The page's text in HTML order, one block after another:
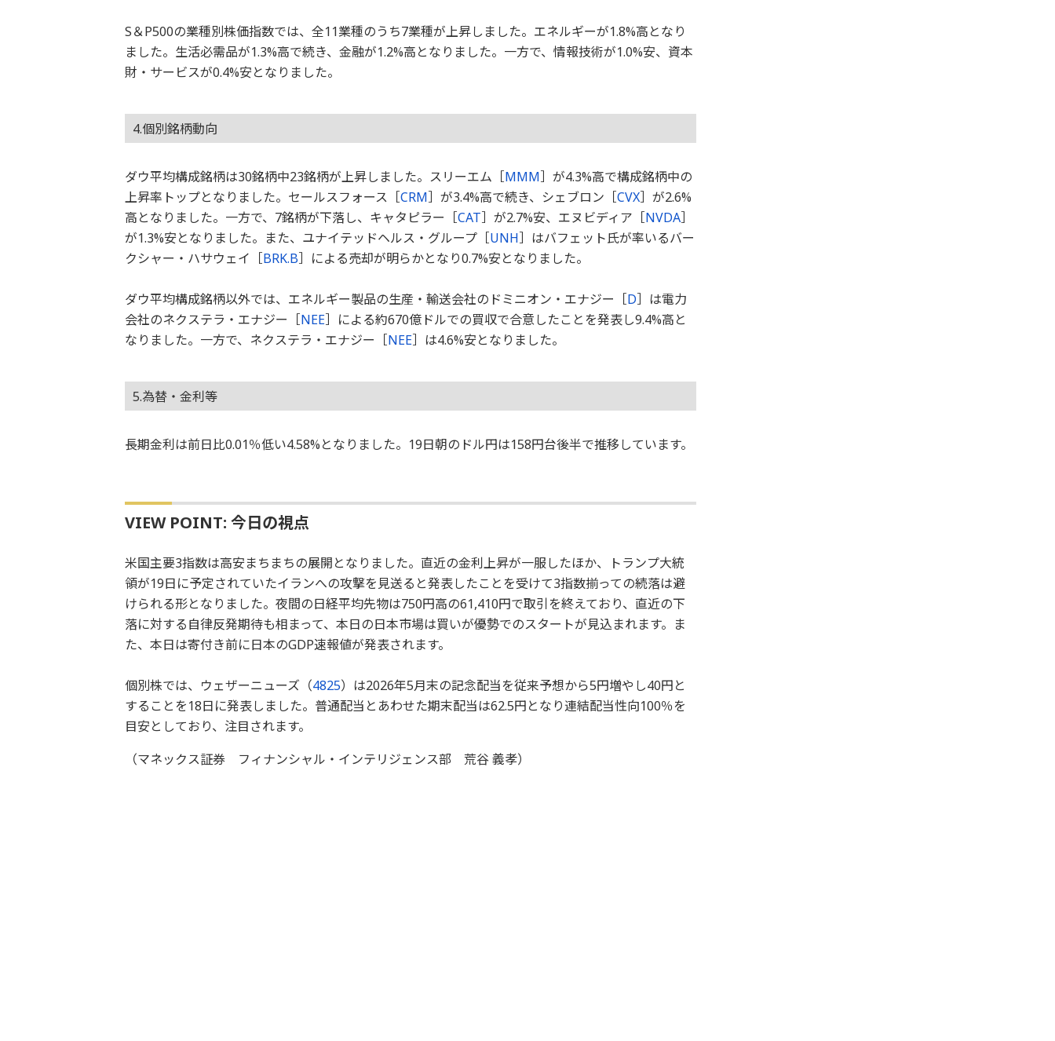
S＆P500の業種別株価指数では、全11業種のうち7業種が上昇しました。エネルギーが1.8%高となり
ました。生活必需品が1.3%高で続き、金融が1.2%高となりました。一方で、情報技術が1.0%安、資本
財・サービスが0.4%安となりました。
4.個別銘柄動向
ダウ平均構成銘柄は30銘柄中23銘柄が上昇しました。スリーエム［MMM］が4.3%高で構成銘柄中の
上昇率トップとなりました。セールスフォース［CRM］が3.4%高で続き、シェブロン［CVX］が2.6%
高となりました。一方で、7銘柄が下落し、キャタピラー［CAT］が2.7%安、エヌビディア［NVDA］
が1.3%安となりました。また、ユナイテッドヘルス・グループ［UNH］はバフェット氏が率いるバー
クシャー・ハサウェイ［BRK.B］による売却が明らかとなり0.7%安となりました。
ダウ平均構成銘柄以外では、エネルギー製品の生産・輸送会社のドミニオン・エナジー［D］は電力
会社のネクステラ・エナジー［NEE］による約670億ドルでの買収で合意したことを発表し9.4%高と
なりました。一方で、ネクステラ・エナジー［NEE］は4.6%安となりました。
5.為替・金利等
長期金利は前日比0.01％低い4.58%となりました。19日朝のドル円は158円台後半で推移しています。
VIEW POINT: 今日の視点
米国主要3指数は高安まちまちの展開となりました。直近の金利上昇が一服したほか、トランプ大統
領が19日に予定されていたイランへの攻撃を見送ると発表したことを受けて3指数揃っての続落は避
けられる形となりました。夜間の日経平均先物は750円高の61,410円で取引を終えており、直近の下
落に対する自律反発期待も相まって、本日の日本市場は買いが優勢でのスタートが見込まれます。ま
た、本日は寄付き前に日本のGDP速報値が発表されます。
個別株では、ウェザーニューズ（4825）は2026年5月末の記念配当を従来予想から5円増やし40円と
することを18日に発表しました。普通配当とあわせた期末配当は62.5円となり連結配当性向100％を
目安としており、注目されます。
（マネックス証券 フィナンシャル・インテリジェンス部 荒谷 義孝）